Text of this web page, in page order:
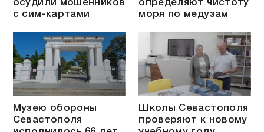
осудили мошенников
с сим-картами
определяют чистоту
моря по медузам
Музею обороны
Севастополя
Школы Севастополя
проверяют к новому